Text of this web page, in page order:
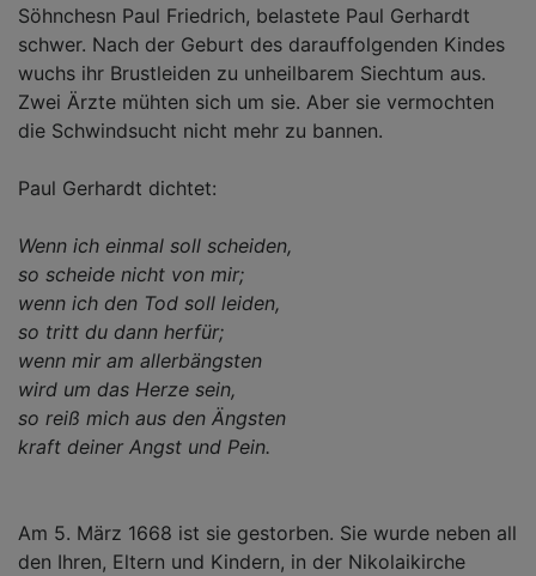
Söhnchesn Paul Friedrich, belastete Paul Gerhardt
schwer. Nach der Geburt des darauffolgenden Kindes
wuchs ihr Brustleiden zu unheilbarem Siechtum aus.
Zwei Ärzte mühten sich um sie. Aber sie vermochten
die Schwindsucht nicht mehr zu bannen.
Paul Gerhardt dichtet:
Wenn ich einmal soll scheiden,
so scheide nicht von mir;
wenn ich den Tod soll leiden,
so tritt du dann herfür;
wenn mir am allerbängsten
wird um das Herze sein,
so reiß mich aus den Ängsten
kraft deiner Angst und Pein.
Am 5. März 1668 ist sie gestorben. Sie wurde neben all
den Ihren, Eltern und Kindern, in der Nikolaikirche